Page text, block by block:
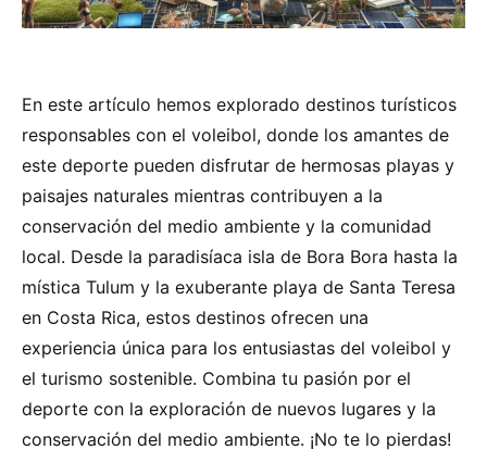
En este artículo hemos explorado destinos turísticos
responsables con el voleibol, donde los amantes de
este deporte pueden disfrutar de hermosas playas y
paisajes naturales mientras contribuyen a la
conservación del medio ambiente y la comunidad
local. Desde la paradisíaca isla de Bora Bora hasta la
mística Tulum y la exuberante playa de Santa Teresa
en Costa Rica, estos destinos ofrecen una
experiencia única para los entusiastas del voleibol y
el turismo sostenible. Combina tu pasión por el
deporte con la exploración de nuevos lugares y la
conservación del medio ambiente. ¡No te lo pierdas!